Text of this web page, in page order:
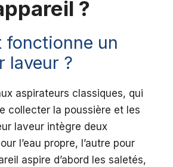
?
fonctionne un
laveur ?
aspirateurs classiques, qui
collecter la poussière et les
laveur intègre deux
l’eau propre, l’autre pour
aspire d’abord les saletés,